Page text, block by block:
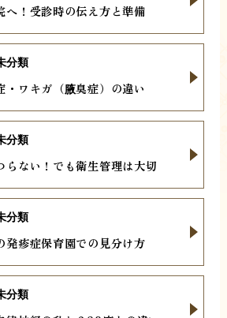
へ！受診時の伝え方と準備
・ワキガ（腋臭症）の違い
分類
らない！でも衛生管理は大切
分類
発疹症保育園での見分け方
分類
分類